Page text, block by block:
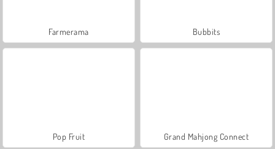
Farmerama Bubbits
Pop Fruit Grand Mahjong Connect